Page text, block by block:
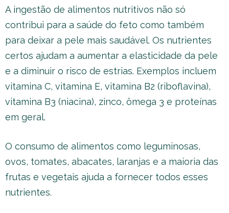
A ingestão de alimentos nutritivos não só
contribui para a saúde do feto como também
para deixar a pele mais saudável. Os nutrientes
certos ajudam a aumentar a elasticidade da pele
e a diminuir o risco de estrias. Exemplos incluem
vitamina C, vitamina E, vitamina B2 (riboflavina),
vitamina B3 (niacina), zinco, ômega 3 e proteínas
em geral.
O consumo de alimentos como leguminosas,
ovos, tomates, abacates, laranjas e a maioria das
frutas e vegetais ajuda a fornecer todos esses
nutrientes.